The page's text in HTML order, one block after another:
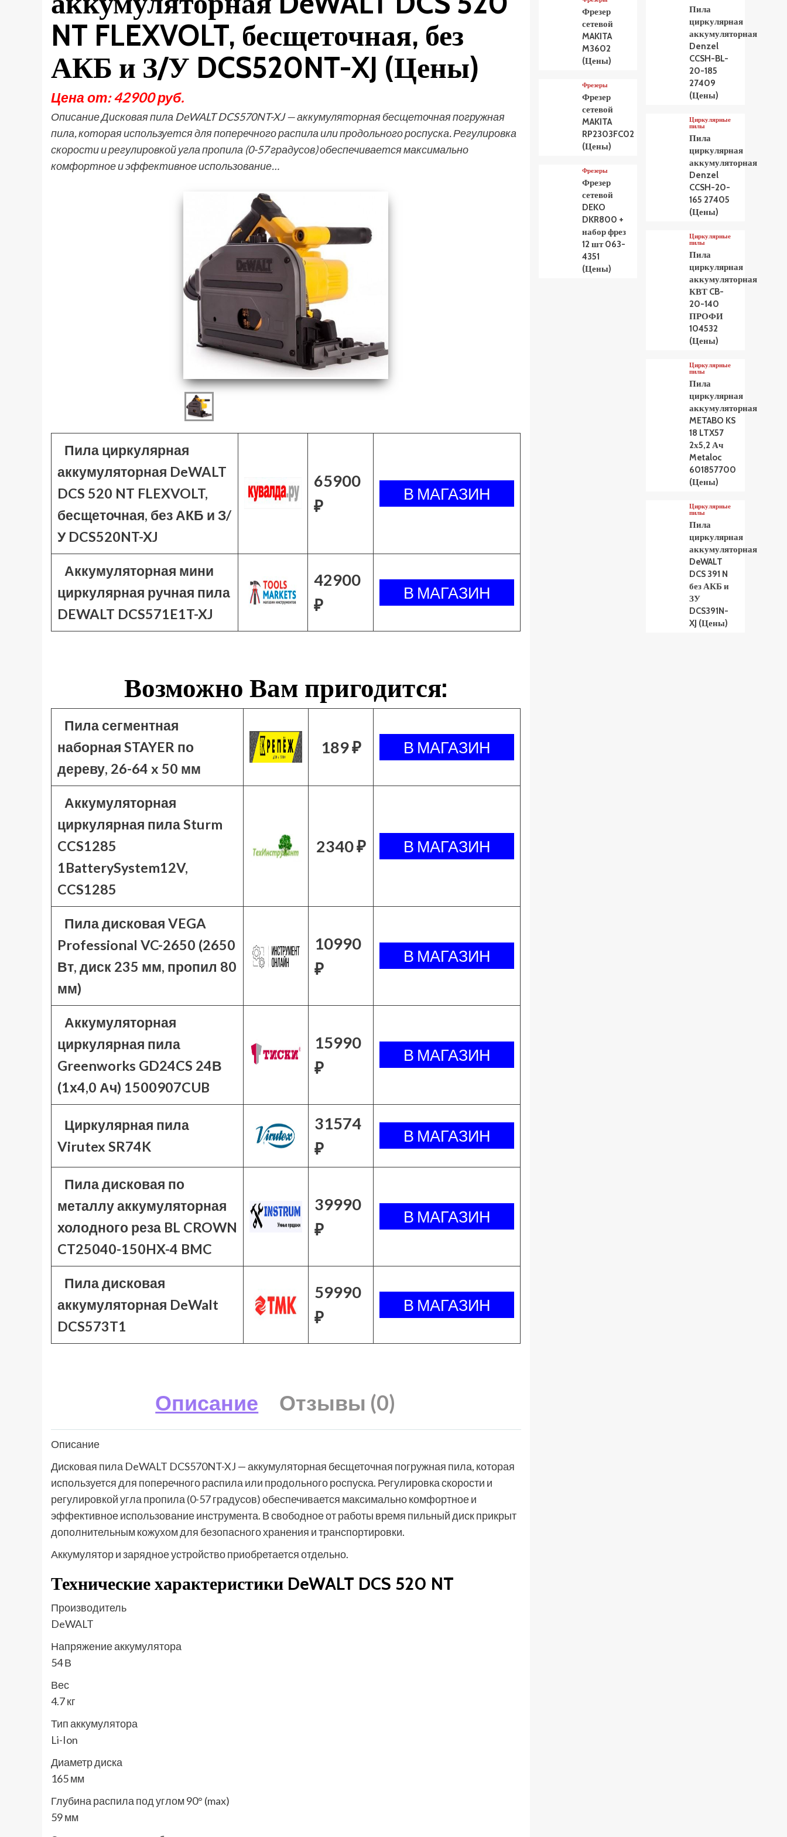
NT FLEXVOLT, бесщеточная, без
АКБ и З/У DCS520NT-XJ (Цены)
Цена от: 42900 руб.
Описание Дисковая пила DeWALT DCS570NT-XJ — аккумуляторная бесщеточная погружная
пила, которая используется для поперечного распила или продольного роспуска. Регулировка
скорости и регулировкой угла пропила (0-57 градусов) обеспечивается максимально
комфортное и эффективное использование…
Пила циркулярная
аккумуляторная DeWALT
DCS 520 NT FLEXVOLT,
бесщеточная, без АКБ и З/
У DCS520NT-XJ
65900
₽
Аккумуляторная мини
циркулярная ручная пила
DEWALT DCS571E1T-XJ
42900
₽
Возможно Вам пригодится:
Пила сегментная
наборная STAYER по
дереву, 26-64 x 50 мм
189 ₽
Аккумуляторная
циркулярная пила Sturm
CCS1285
1BatterySystem12V,
CCS1285
2340 ₽
Пила дисковая VEGA
Professional VC-2650 (2650
Вт, диск 235 мм, пропил 80
мм)
10990
₽
Аккумуляторная
циркулярная пила
Greenworks GD24CS 24В
(1х4,0 Ач) 1500907CUB
15990
₽
Циркулярная пила
Virutex SR74K
31574
₽
Пила дисковая по
металлу аккумуляторная
холодного реза BL CROWN
CT25040-150HX-4 BMC
39990
₽
Пила дисковая
аккумуляторная DeWalt
DCS573T1
59990
₽
Описание Отзывы (0)
Описание
Дисковая пила DeWALT DCS570NT-XJ — аккумуляторная бесщеточная погружная пила, которая
используется для поперечного распила или продольного роспуска. Регулировка скорости и
регулировкой угла пропила (0-57 градусов) обеспечивается максимально комфортное и
эффективное использование инструмента. В свободное от работы время пильный диск прикрыт
дополнительным кожухом для безопасного хранения и транспортировки.
Аккумулятор и зарядное устройство приобретается отдельно.
Технические характеристики DeWALT DCS 520 NT
Производитель
DeWALT
Напряжение аккумулятора
54 В
Вес
4.7 кг
Тип аккумулятора
Li-Ion
Диаметр диска
165 мм
Глубина распила под углом 90° (max)
59 мм
Фрезер
сетевой
MAKITA
M3602
(Цены)
Фрезеры
Фрезер
сетевой
MAKITA
RP2303FC02
(Цены)
Фрезеры
Фрезер
сетевой
DEKO
DKR800 +
набор фрез
12 шт 063-
4351
(Цены)
Пила
циркулярная
аккумуляторная
Denzel
CCSH-BL-
20-185
27409
(Цены)
Циркулярные
пилы
Пила
циркулярная
аккумуляторная
Denzel
CCSH-20-
165 27405
(Цены)
Циркулярные
пилы
Пила
циркулярная
аккумуляторная
КВТ CB-
20-140
ПРОФИ
104532
(Цены)
Циркулярные
пилы
Пила
циркулярная
аккумуляторная
METABO KS
18 LTX57
2х5,2 Ач
Metaloc
601857700
(Цены)
Циркулярные
пилы
Пила
циркулярная
аккумуляторная
DeWALT
DCS 391 N
без АКБ и
ЗУ
DCS391N-
XJ (Цены)